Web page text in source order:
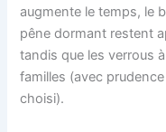
augmente le temps, le
pêne dormant restent
tandis que les verrous
familles (avec
choisi).